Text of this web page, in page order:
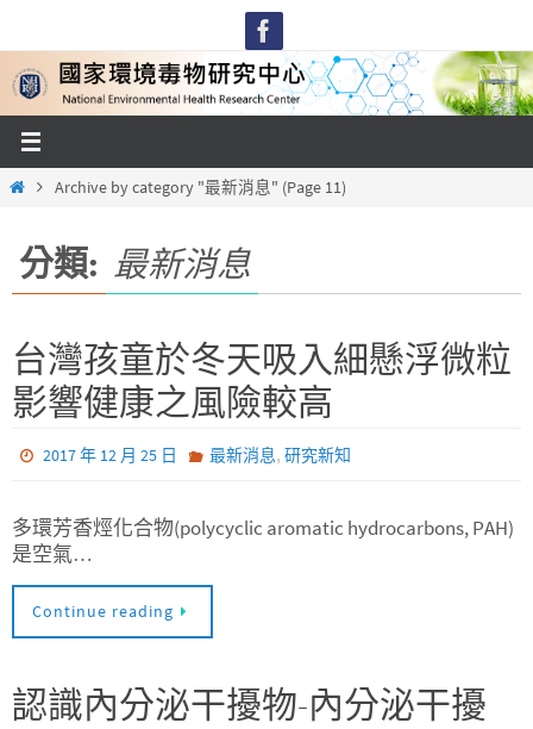
content
HomeArchive by category "最新消息" (Page 11)
分類: 最新消息
台灣孩童於冬天吸入細懸浮微粒
影響健康之風險較高
2017 年 12 月 25 日 最新消息, 研究新知
多環芳香烴化合物(polycyclic aromatic hydrocarbons, PAH)
是空氣…
Continue reading
認識內分泌干擾物-內分泌干擾